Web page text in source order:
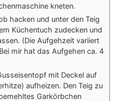
kneten.
hacken und unter den Teig
Küchentuch zudecken und
(Die Aufgehzeit variiert
mir hat das Aufgehen ca. 4
mit Deckel auf
aufheizen. Den Teig zu
Garkörbchen